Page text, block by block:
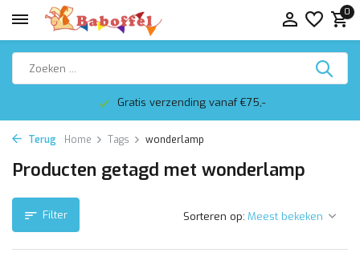
0
Gratis verzending vanaf €75,-
Terug Home Tags wonderlamp
Producten getagd met wonderlamp
Filter Sorteren op: